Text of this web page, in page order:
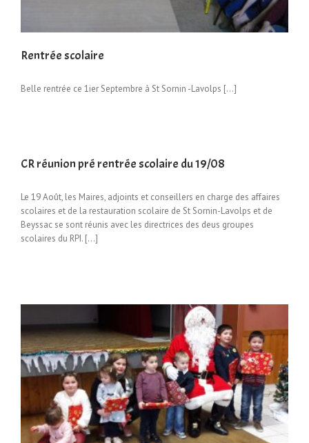
Rentrée scolaire
Belle rentrée ce 1ier Septembre à St Sornin -Lavolps […]
CR réunion pré rentrée scolaire du 19/08
Le 19 Août, les Maires, adjoints et conseillers en charge des affaires
scolaires et de la restauration scolaire de St Sornin-Lavolps et de
Beyssac se sont réunis avec les directrices des deus groupes
scolaires du RPI. […]